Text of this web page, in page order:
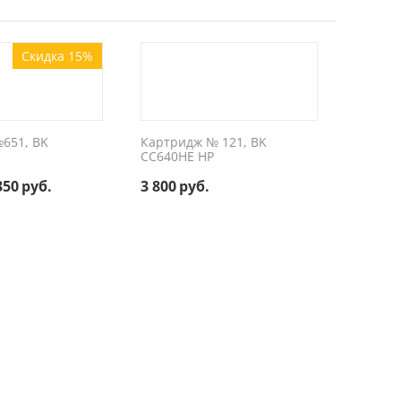
Скидка 15%
BK
руб.
Картридж № 121, BK
CC640HE HP
3 800руб.